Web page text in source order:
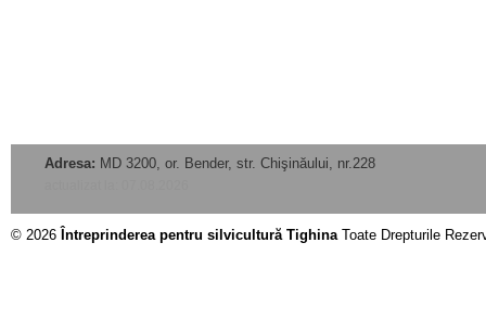
Adresa: MD 3200, or. Bender, str. Chişinăului, nr.228
© 2026 Întreprinderea pentru silvicultură TighinaToate Drepturile